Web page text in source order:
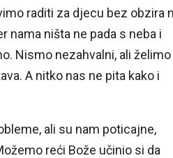
raditi za djecu bez obzira
nama ništa ne pada s neba i
Nismo nezahvalni, ali želimo
A nitko nas ne pita kako i
ali su nam poticajne,
reći Bože učinio si da